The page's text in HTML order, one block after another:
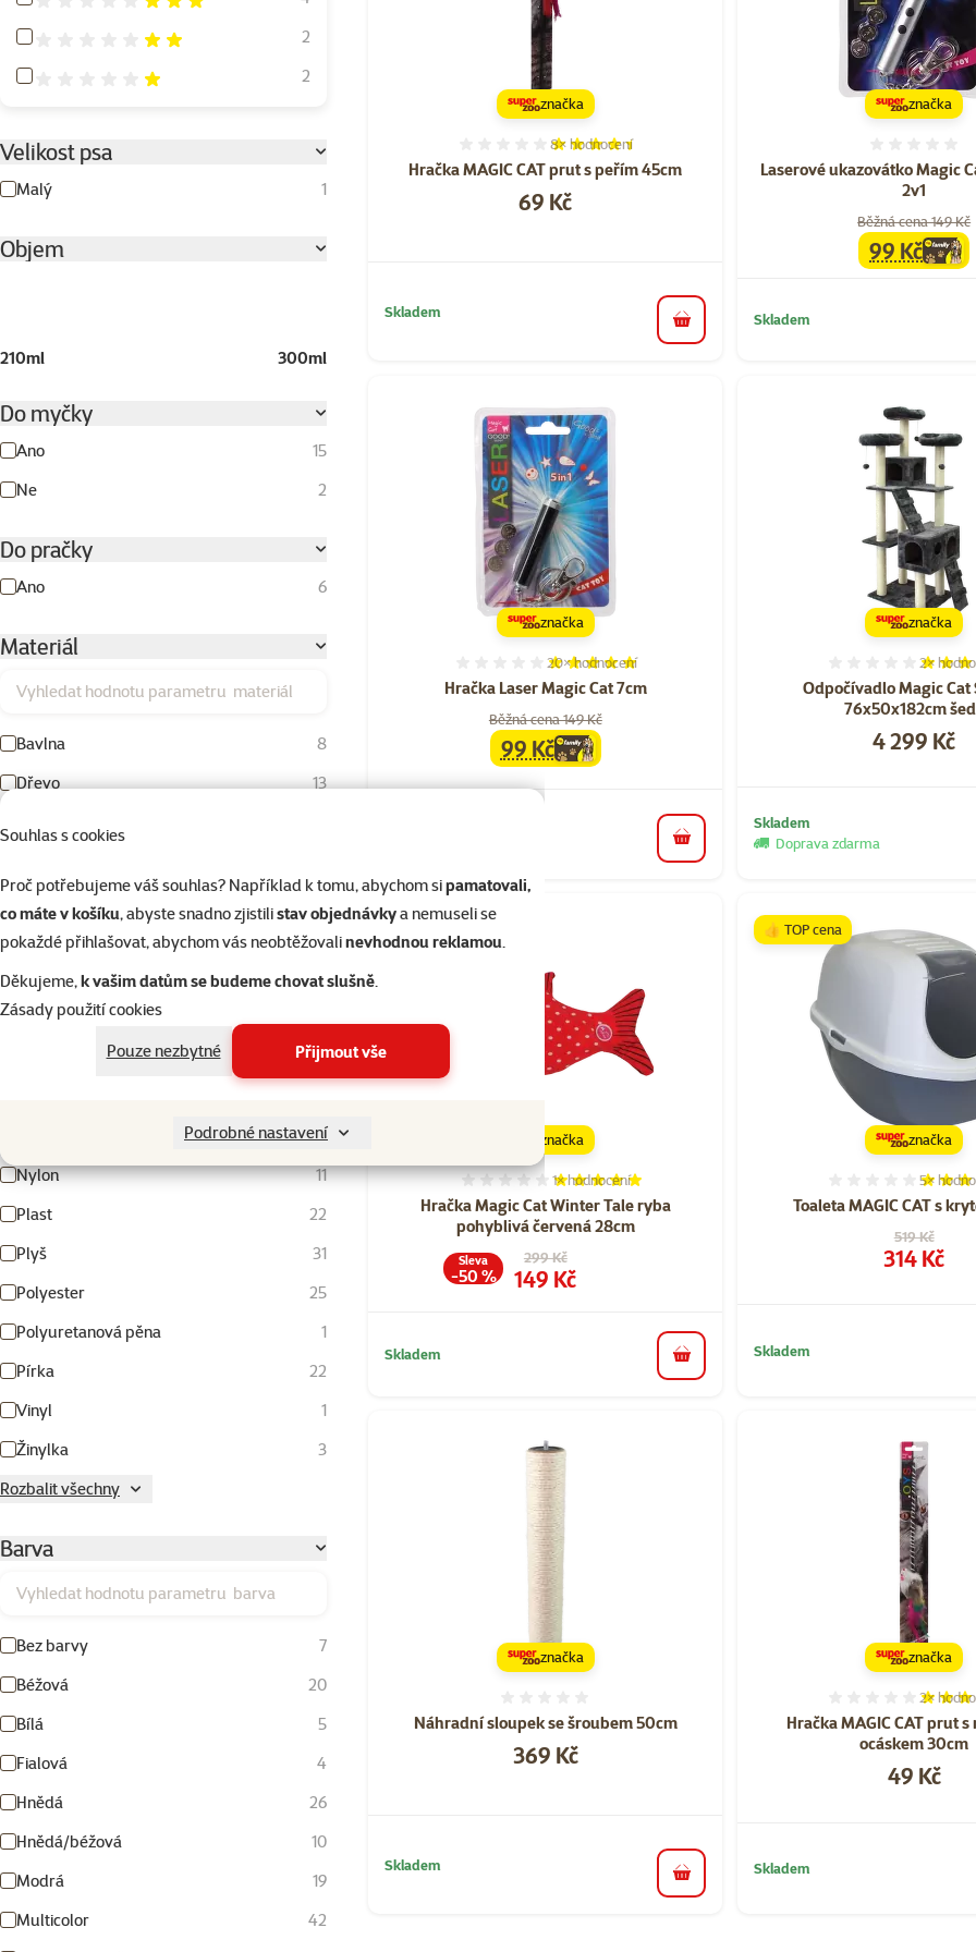
Souhlas s cookies
Proč potřebujeme váš souhlas? Například k tomu, abychom sipamatovali,
co máte v košíku, abyste snadno zjistilistav objednávkya nemuseli se
pokaždé přihlašovat, abychom vás neobtěžovalinevhodnou reklamou.
Děkujeme,k vašim datům se budeme chovat slušně.
Zásady použití cookies
Pouze nezbytné
Přijmout vše
Podrobné nastavení
Hodnocení 40%
2
Hodnocení 20%
2
Velikost psa
Malý 1
Objem
210ml 300ml
Do myčky
Ano
15
Ne
2
Do pračky
Ano 6
Materiál
Vyhledat hodnotu parametru materiál
Bavlna
8
Dřevo
13
Horolezecké lano
Karton
1
Keramika
15
Kov
1
3
Nylon
11
Plast
22
Plyš
31
Polyester
25
Polyuretanová pěna
1
Pírka
22
Vinyl
1
Žinylka
3
Rozbalit všechny
Barva
Vyhledat hodnotu parametru barva
Bez barvy
7
Béžová
20
Bílá
5
Fialová
4
Hnědá
26
Hnědá/béžová
10
Modrá
19
Multicolor
42
Hračka MAGIC CAT prut s peřím 45cm
Hodnocení 88%, počet hodnocení: 8
8× hodnocení
Cena
69 Kč
značka
Skladem
do košíku
Laserové ukazovátko Magic
2v1
Běžná cena 149 Kč
familycena
99 Kč
značka
Skladem
Hračka Laser Magic Cat 7cm
Hodnocení 97%, počet hodnocení: 20
20×hodnocení
Běžná cena 149 Kč
familycena
99 Kč
značka
do košíku
Odpočívadlo Magic Cat
76x50x182cm
2×
Cena
4 299 Kč
značka
Skladem
Doprava zdarma
Hračka Magic Cat Winter Tale ryba
pohyblivá červená 28cm
Hodnocení 100%, počet hodnocení: 1
1×hodnocení
Původní cena
299 Kč
Cena
149 Kč
Sleva
-50 %
značka
Skladem
do košíku
Toaleta MAGIC CAT s
5×
Původní cena
519 Kč
Cena
314 Kč
👍 TOP cena
značka
Skladem
Náhradní sloupek se šroubem 50cm
Cena
369 Kč
značka
Skladem
do košíku
Hračka MAGIC CAT prut s
ocáskem 30cm
2×
Cena
49 Kč
značka
Skladem